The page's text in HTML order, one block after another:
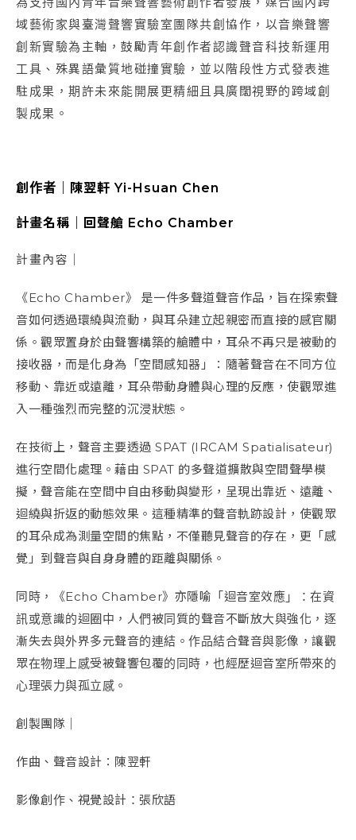
域藝術家與臺灣聲響實驗室團隊共創協作，以音樂聲響
創新實驗為主軸，鼓勵青年創作者認識聲音科技新運用
工具、殊異語彙質地碰撞實驗，並以階段性方式發表進
駐成果，期許未來能開展更精細且具廣闊視野的跨域創
製成果。
創作者｜陳翌軒 Yi-Hsuan Chen
計畫名稱｜回聲艙 Echo Chamber
計畫內容｜
《Echo Chamber》 是一件多聲道聲音作品，旨在探索聲
音如何透過環繞與流動，與耳朵建立起親密而直接的感官關
係。觀眾置身於由聲響構築的艙體中，耳朵不再只是被動的
接收器，而是化身為「空間感知器」：隨著聲音在不同方位
移動、靠近或遠離，耳朵帶動身體與心理的反應，使觀眾進
入一種強烈而完整的沉浸狀態。
在技術上，聲音主要透過 SPAT (IRCAM Spatialisateur)
進行空間化處理。藉由 SPAT 的多聲道擴散與空間聲學模
擬，聲音能在空間中自由移動與變形，呈現出靠近、遠離、
迴繞與折返的動態效果。這種精準的聲音軌跡設計，使觀眾
的耳朵成為測量空間的焦點，不僅聽見聲音的存在，更「感
覺」到聲音與自身身體的距離與關係。
同時，《Echo Chamber》亦隱喻「迴音室效應」：在資
訊或意識的迴圈中，人們被同質的聲音不斷放大與強化，逐
漸失去與外界多元聲音的連結。作品結合聲音與影像，讓觀
眾在物理上感受被聲響包覆的同時，也經歷迴音室所帶來的
心理張力與孤立感。
創製團隊｜
作曲、聲音設計：陳翌軒
影像創作、視覺設計：張欣語